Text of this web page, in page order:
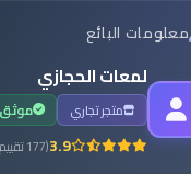
معلومات البائع
لمعات الحجازي
متجر تجاري موثق
3.9
(
177تقييم